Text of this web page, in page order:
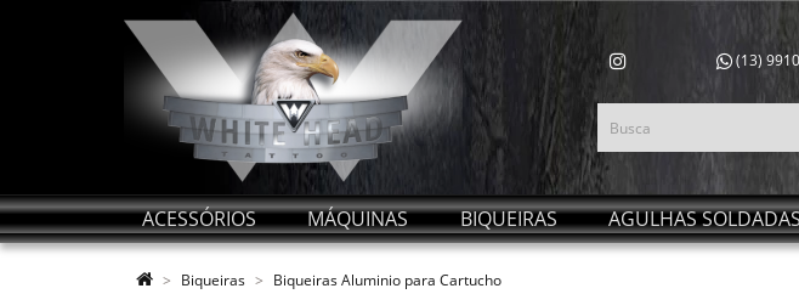
(13)
ACESSÓRIOS MÁQUINAS BIQUEIRAS AGULHAS
Biqueiras Biqueiras Aluminio para Cartucho